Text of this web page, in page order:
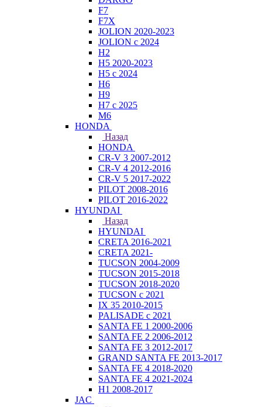
F7
F7X
JOLION 2020-2023
JOLION с 2024
H2
H5 2020-2023
H5 с 2024
H6
H9
H7 с 2025
M6
HONDA
Назад
HONDA
CR-V 3 2007-2012
CR-V 4 2012-2016
CR-V 5 2017-2022
PILOT 2008-2016
PILOT 2016-2022
HYUNDAI
Назад
HYUNDAI
CRETA 2016-2021
CRETA 2021-
TUCSON 2004-2009
TUCSON 2015-2018
TUCSON 2018-2020
TUCSON с 2021
IX 35 2010-2015
PALISADE с 2021
SANTA FE 1 2000-2006
SANTA FE 2 2006-2012
SANTA FE 3 2012-2017
GRAND SANTA FE 2013-2017
SANTA FE 4 2018-2020
SANTA FE 4 2021-2024
H1 2008-2017
JAC